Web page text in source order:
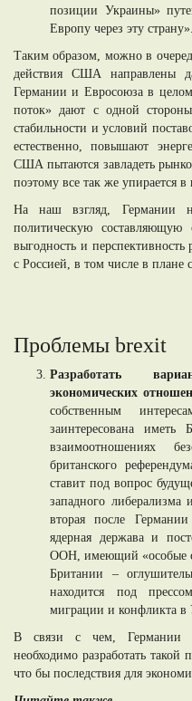
позиции Украины»
Европу через эту страну».
Таким образом, можно в
действия США направлены
Германии и Евросоюза в
поток» дают с одной
стабильности и условий
естественно, повышают
США пытаются завладеть
поэтому все так же упирается в
На наш взгляд, Германии
политическую
выгодность и
с Россией, в том числе в плане
Проблемы brexit
Разработать
экономических
собственным
заинтересована
взаимоотношениях
британского
ставит под вопрос
западного
вторая после
ядерная держава и
ООН, имеющий «особые
Британии –
находится под
миграции и конфликта в
В связи с чем, Германии
необходимо разработать
что бы последствия для